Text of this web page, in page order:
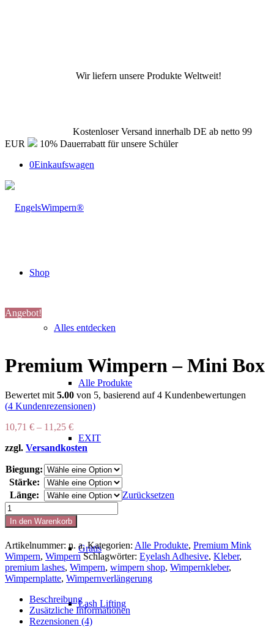
Wir liefern unsere Produkte Weltweit!
Kostenloser Versand innerhalb DE ab netto 99
EUR
10% Dauerrabatt für unsere Schüler
0Einkaufswagen
Shop
Alles entdecken
Alle Produkte
EXIT
SALE %
Gratis
Lash Lifting
Angebot!
Premium Wimpern – Mini Box
Bewertet mit 5.00 von 5, basierend auf4 Kundenbewertungen
(4 Kundenrezensionen)
10,71 € – 11,25 €
zzgl. Versandkosten
Biegung:
Stärke:
Länge:
Zurücksetzen
Premium
Wimpern
-
Mini
Box
Menge
In den Warenkorb
Artikelnummer: n. a. Kategorien: Alle Produkte, Premium Mink
Wimpern, Wimpern Schlagwörter: Eyelash Adhesive, Kleber,
premium lashes, Wimpern, wimpern shop, Wimpernkleber,
Wimpernplatte, Wimpernverlängerung
Beschreibung
Zusätzliche Informationen
Rezensionen (4)